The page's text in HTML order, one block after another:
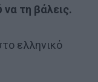
να τη βάλεις.
ελληνικό